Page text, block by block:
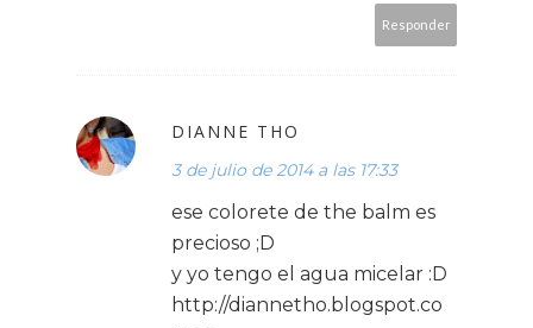
Responder
DIANNE THO
3 de julio de 2014 a las 17:33
ese colorete de the balm es
precioso ;D
y yo tengo el agua micelar :D
http://diannetho.blogspot.co